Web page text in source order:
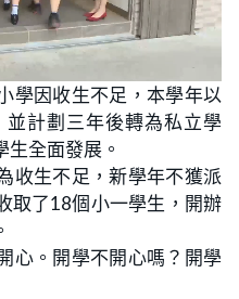
學因收生不足，本學年以
計劃三年後轉為私立學
全面發展。
收生不足，新學年不獲派
取了18個小一學生，開辦
心。開學不開心嗎？開學